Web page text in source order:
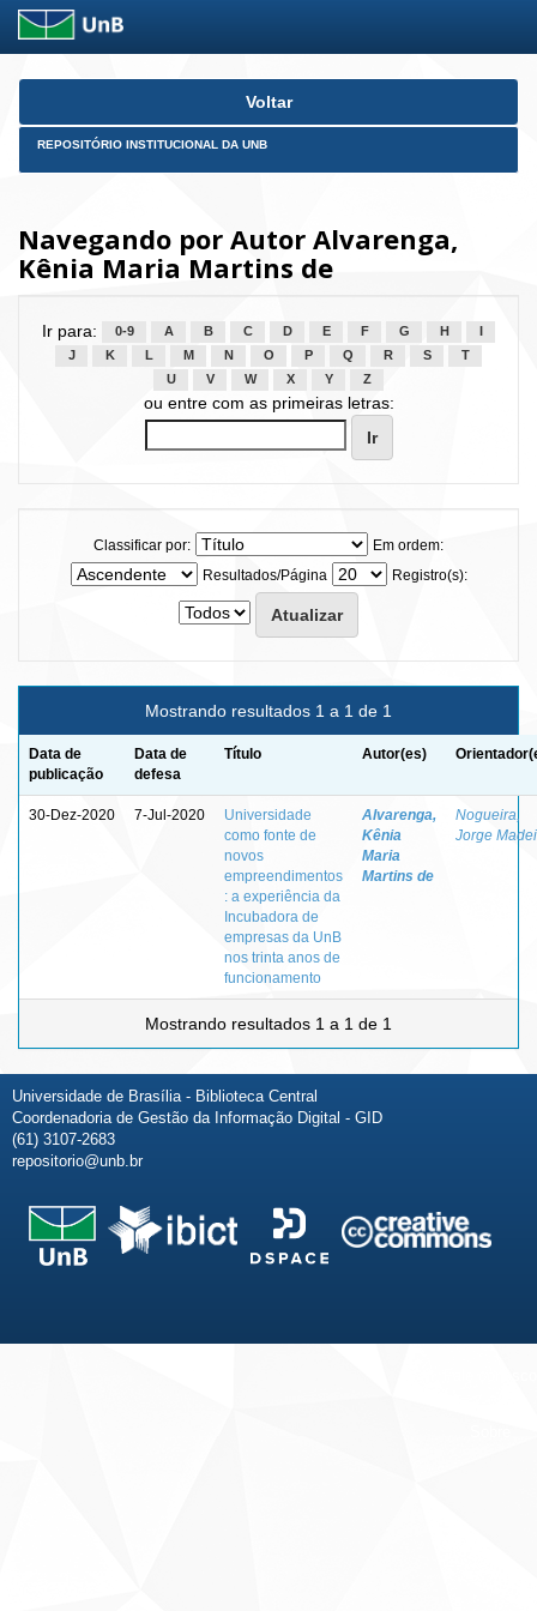
Skip
Voltar
REPOSITÓRIO INSTITUCIONAL DA UNB
Navegando por Autor Alvarenga,
Kênia Maria Martins de
Ir para: 0-9 A B C D E F G H
J
K L M N O P Q R S
T
U
V W X Y Z
ou entre com as primeiras letras:
Classificar por:
Em ordem:
Resultados/Página
Registro(s):
Mostrando resultados 1 a 1 de 1
Data de
publicação
Data de
defesa
Título Autor(es)
30-Dez-2020 7-Jul-2020
Universidade
como fonte de
novos
empreendimentos
: a experiência da
Incubadora de
empresas da UnB
nos trinta anos de
funcionamento
Alvarenga,
Kênia
Maria
Martins de
Nogueira,
Jorge
Mostrando resultados 1 a 1 de 1
Universidade de Brasília - Biblioteca Central
Coordenadoria de Gestão da Informação Digital - GID
(61) 3107-2683
repositorio@unb.br